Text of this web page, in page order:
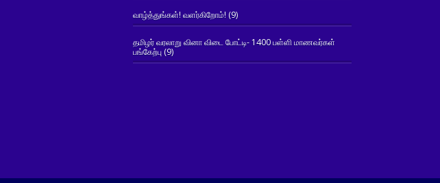
வாழ்த்துங்கள்! வளர்கிறோம்! (9)
தமிழர் வரலாறு வினா விடை போட்டி- 1400 பள்ளி மாணவர்கள்
பங்கேற்பு(9)